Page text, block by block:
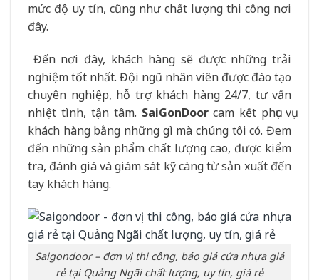
mức độ uy tín, cũng như chất lượng thi công nơi
đây.
Đến nơi đây, khách hàng sẽ được những trải
nghiệm tốt nhất. Đội ngũ nhân viên được đào tạo
chuyên nghiệp, hỗ trợ khách hàng 24/7, tư vấn
nhiệt tình, tận tâm. SaiGonDoorcam kết phục vụ
khách hàng bằng những gì mà chúng tôi có. Đem
đến những sản phẩm chất lượng cao, được kiểm
tra, đánh giá và giám sát kỹ càng từ sản xuất đến
tay khách hàng.
Saigondoor – đơn vị thi công, báo giá cửa nhựa giá
rẻ tại Quảng Ngãi chất lượng, uy tín, giá rẻ